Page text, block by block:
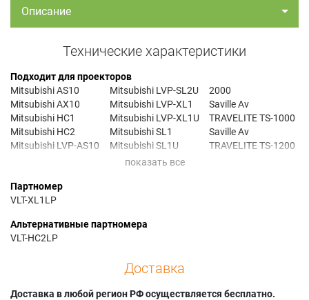
Описание
Технические характеристики
Подходит для проекторов
Mitsubishi AS10
Mitsubishi AX10
Mitsubishi HC1
Mitsubishi HC2
Mitsubishi LVP-AS10
Mitsubishi LVP-HC2
Mitsubishi LVP-SL1
Mitsubishi LVP-SL2
Mitsubishi LVP-SL2U
Mitsubishi LVP-XL1
Mitsubishi LVP-XL1U
Mitsubishi SL1
Mitsubishi SL1U
Mitsubishi SL2
TRAVELITE TMX-
2000
Saville Av
TRAVELITE TS-1000
Saville Av
TRAVELITE TS-1200
Партномер
VLT-XL1LP
Альтернативные партномера
VLT-HC2LP
Доставка
Доставка в любой регион РФ осуществляется бесплатно.